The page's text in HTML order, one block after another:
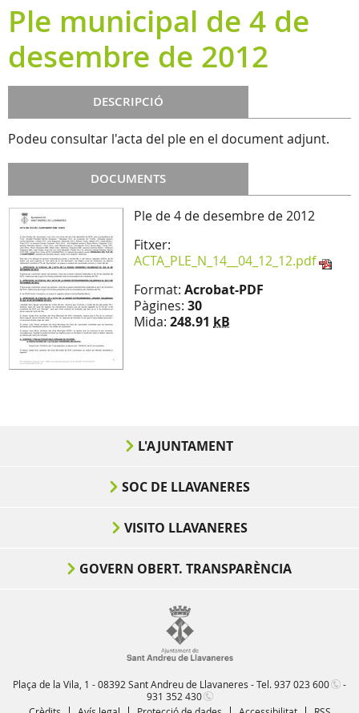
Ple municipal de 4 de
desembre de 2012
DESCRIPCIÓ
Podeu consultar l'acta del ple en el document adjunt.
DOCUMENTS
Ple de 4 de desembre de 2012
Fitxer:
ACTA_PLE_N_14__04_12_12.pdf
Format: Acrobat-PDF
Pàgines: 30
Mida: 248.91 kB
L'AJUNTAMENT
SOC DE LLAVANERES
VISITO LLAVANERES
GOVERN OBERT. TRANSPARÈNCIA
Plaça de la Vila, 1 - 08392 Sant Andreu de Llavaneres - Tel.937 023 600
-
931 352 430